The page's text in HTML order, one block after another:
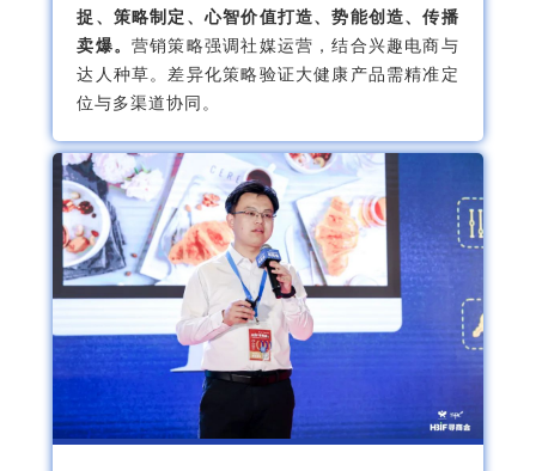
捉、策略制定、心智价值打造、势能创造、传播
卖爆。营销策略强调社媒运营，结合兴趣电商与
达人种草。差异化策略验证大健康产品需精准定
位与多渠道协同。